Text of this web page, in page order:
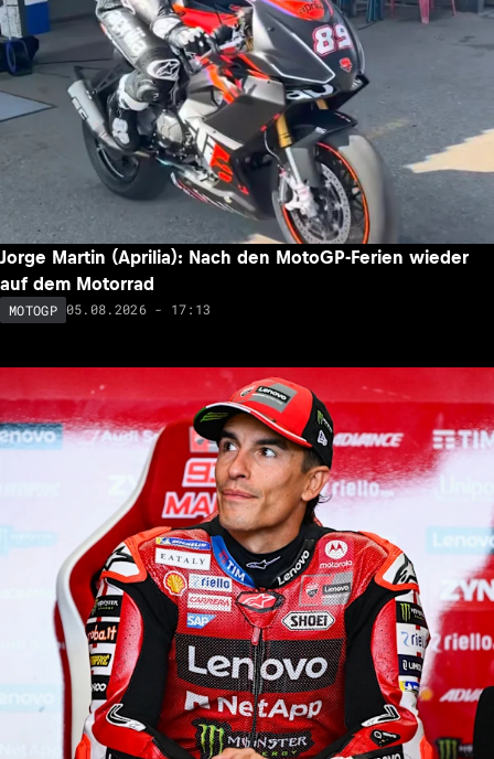
Jorge Martin (Aprilia): Nach den MotoGP-Ferien wieder
auf dem Motorrad
MOTOGP 05.08.2026 - 17:13